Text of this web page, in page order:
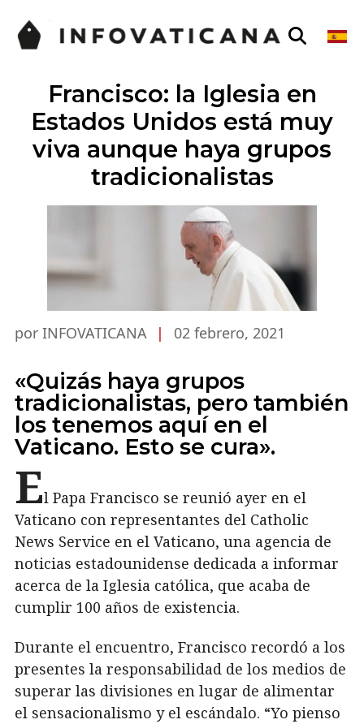
Francisco: la Iglesia en
Estados Unidos está muy
viva aunque haya grupos
tradicionalistas
por INFOVATICANA | 02 febrero, 2021
«Quizás haya grupos
tradicionalistas, pero también
los tenemos aquí en el
Vaticano. Esto se cura».
El Papa Francisco se reunió ayer en el
Vaticano con representantes del Catholic
News Service en el Vaticano, una agencia de
noticias estadounidense dedicada a informar
acerca de la Iglesia católica, que acaba de
cumplir 100 años de existencia.
Durante el encuentro, Francisco recordó a los
presentes la responsabilidad de los medios de
superar las divisiones en lugar de alimentar
el sensacionalismo y el escándalo. “Yo pienso